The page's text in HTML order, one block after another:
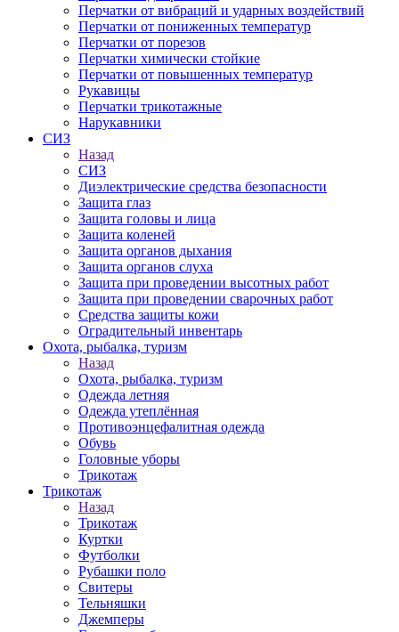
Перчатки от вибраций и ударных воздействий
Перчатки от пониженных температур
Перчатки от порезов
Перчатки химически стойкие
Перчатки от повышенных температур
Рукавицы
Перчатки трикотажные
Нарукавники
СИЗ
Назад
СИЗ
Диэлектрические средства безопасности
Защита глаз
Защита головы и лица
Защита коленей
Защита органов дыхания
Защита органов слуха
Защита при проведении высотных работ
Защита при проведении сварочных работ
Средства защиты кожи
Оградительный инвентарь
Охота, рыбалка, туризм
Назад
Охота, рыбалка, туризм
Одежда летняя
Одежда утеплённая
Противоэнцефалитная одежда
Обувь
Головные уборы
Трикотаж
Трикотаж
Назад
Трикотаж
Куртки
Футболки
Рубашки поло
Свитеры
Тельняшки
Джемперы